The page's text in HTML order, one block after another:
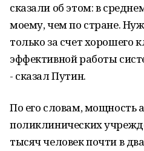
сказали об этом: в
моему, чем по стране.
только за счет хорошего
эффективной работы
- сказал Путин.
По его словам, мощность
поликлинических
тысяч человек почти в